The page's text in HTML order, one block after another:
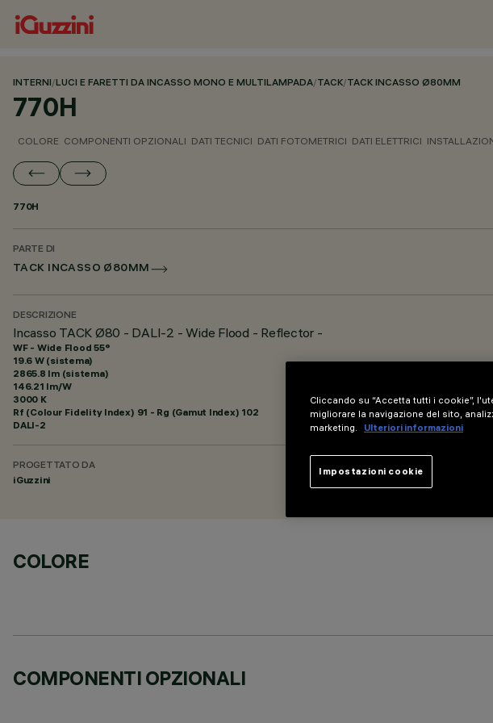
INTERNI/LUCI E FARETTI DA INCASSO MONO E MULTILAMPADA/TACK/TACK INCASSO Ø80MM
770H
COLORE COMPONENTI OPZIONALI DATI TECNICI DATI FOTOMETRICI DATI ELETTRICI
770H
PARTE DI
TACK INCASSO Ø80MM
DESCRIZIONE
Incasso TACK Ø80 - DALI-2 - Wide Flood - Reflector -
WF - Wide Flood 55°
19.6 W (sistema)
2865.8 lm (sistema)
146.21 lm/W
3000 K
Rf (Colour Fidelity Index) 91 - Rg (Gamut Index) 102
DALI-2
PROGETTATO DA
iGuzzini
COLORE
COMPONENTI OPZIONALI
Cliccando su “Accetta tutti i cookie”,
migliorare la navigazione del sito,
marketing.
Ulteriori informazioni
Impostazioni cookie